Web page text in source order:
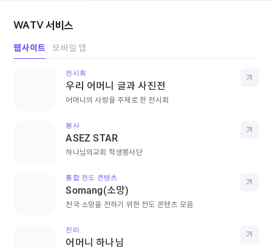
WATV 서비스
웹사이트 모바일 앱
전시회
우리 어머니 글과 사진전
어머니의 사랑을 주제로 한 전시회
바로
봉사
ASEZ STAR
하나님의교회 학생봉사단
바로
통합 전도 콘텐츠
Somang(소망)
천국 소망을 전하기 위한 전도 콘텐츠 모음
바로
진리
어머니 하나님 바로